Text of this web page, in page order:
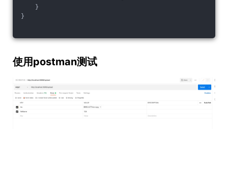
}
}
使用postman测试